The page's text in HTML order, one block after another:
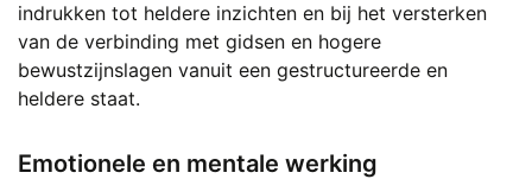
indrukken tot heldere inzichten en bij het versterken
van de verbinding met gidsen en hogere
bewustzijnslagen vanuit een gestructureerde en
heldere staat.
Emotionele en mentale werking